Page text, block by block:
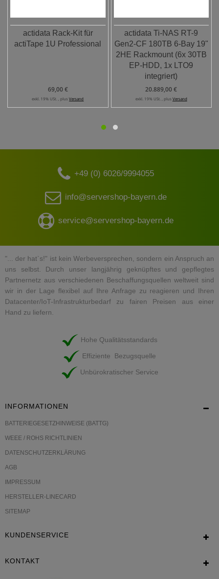
actidata Rack-Kit für
actiTape 1U Professional
69,00 €
exkl. 19% USt. , plusVersand
actidata Ti-NAS RT-9
Gen2-CF 180TB 6-Bay 19"
2HE Rackmount (6x 30TB
EP-HDD, 1x LTO9
integriert)
20.889,00 €
exkl. 19% USt. , plus Versand
+49 (0) 6026/9994055
info@servershop-bayern.de
service@servershop-bayern.de
"... der hat`s!" ist kein Werbeversprechen, sondern ein Anspruch an
uns selbst. Durch unser langjährig geknüpftes und gepflegtes
Partnernetz aus verschiedenen Beschaffungsquellen weltweit sind
wir in der Lage flexibel auf Ihre Anfrage zu reagieren und Ihren
Datacenter/IoT-Infrastrukturbedarf zu fairen Preisen aus einer
Hand zu liefern.
Hohe Qualitätsstandards
Effiziente Bezugsquelle
Unbürokratischer Service
INFORMATIONEN
BATTERIEGESETZHINWEISE (BATTG)
WEEE / ROHS RICHTLINIEN
DATENSCHUTZERKLÄRUNG
AGB
IMPRESSUM
HERSTELLER-LINECARD
SITEMAP
KUNDENSERVICE
KONTAKT